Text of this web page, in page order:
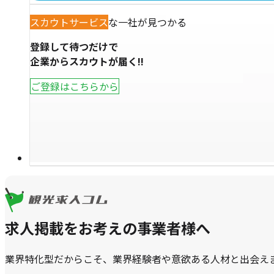
あなただけの特別な一社が見つかる
登録して待つだけで
企業からスカウトが届く!!
ご登録はこちらから
スカウトサービス
求人掲載をお考えの事業者様へ
業界特化型だからこそ、業界経験者や意欲ある人材と出会え